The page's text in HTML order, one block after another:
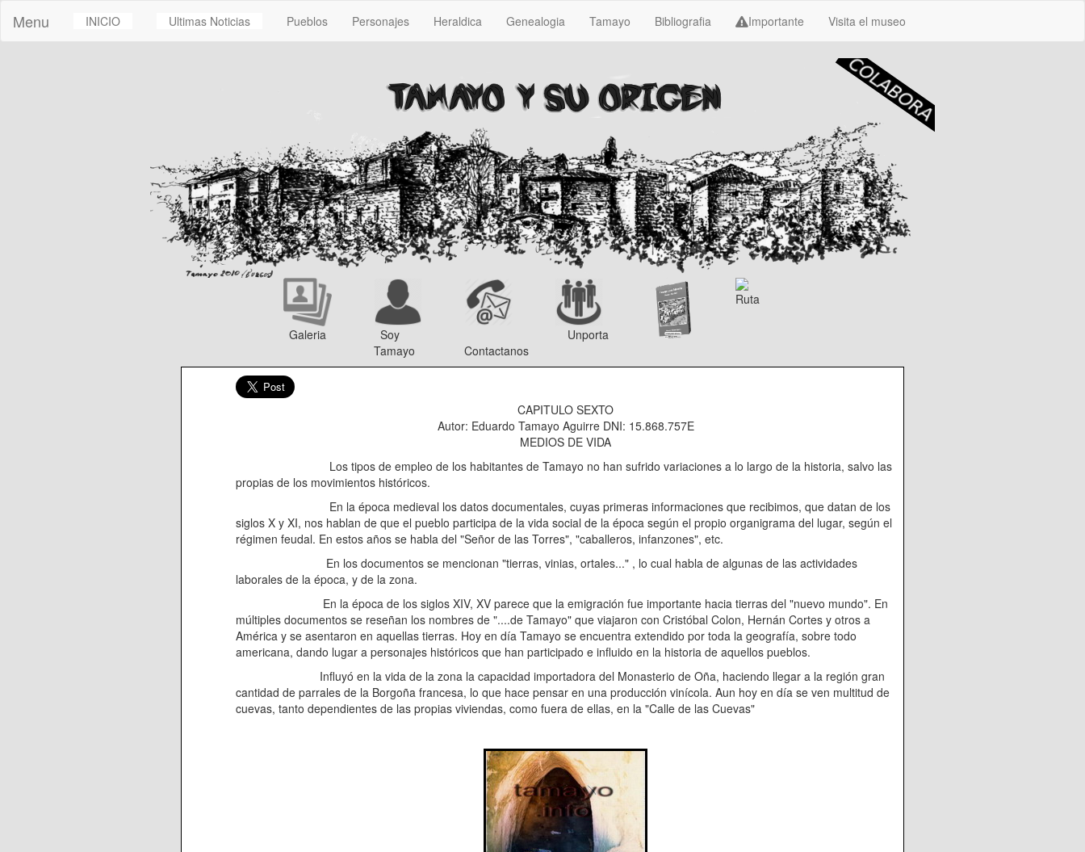
Menu INICIO Ultimas Noticias Pueblos Personajes Heraldica Genealogia Tamayo Bibliografia Importante Visita el museo
Galeria
Soy
Tamayo
Contactanos
Unporta
Ruta
CAPITULO SEXTO
Autor: Eduardo Tamayo Aguirre DNI: 15.868.757E
MEDIOS DE VIDA
Los tipos de empleo de los habitantes de Tamayo no han sufrido variaciones a lo largo de la historia, salvo las
propias de los movimientos históricos.
En la época medieval los datos documentales, cuyas primeras informaciones que recibimos, que datan de los
siglos X y XI, nos hablan de que el pueblo participa de la vida social de la época según el propio organigrama del lugar, según el
régimen feudal. En estos años se habla del "Señor de las Torres", "caballeros, infanzones", etc.
En los documentos se mencionan "tierras, vinias, ortales..." , lo cual habla de algunas de las actividades
laborales de la época, y de la zona.
En la época de los siglos XIV, XV parece que la emigración fue importante hacia tierras del "nuevo mundo". En
múltiples documentos se reseñan los nombres de "....de Tamayo" que viajaron con Cristóbal Colon, Hernán Cortes y otros a
América y se asentaron en aquellas tierras. Hoy en día Tamayo se encuentra extendido por toda la geografía, sobre todo
americana, dando lugar a personajes históricos que han participado e influido en la historia de aquellos pueblos.
Influyó en la vida de la zona la capacidad importadora del Monasterio de Oña, haciendo llegar a la región gran
cantidad de parrales de la Borgoña francesa, lo que hace pensar en una producción vinícola. Aun hoy en día se ven multitud de
cuevas, tanto dependientes de las propias viviendas, como fuera de ellas, en la "Calle de las Cuevas"